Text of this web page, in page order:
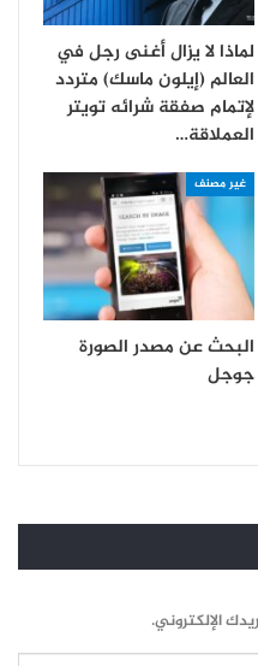
لماذا لا يزال أغنى رجل في
العالم (إيلون ماسك) متردد
لإتمام صفقة شرائه تويتر
العملاقة…
غير مصنف
البحث عن مصدر الصورة
جوجل
الإلكتروني.